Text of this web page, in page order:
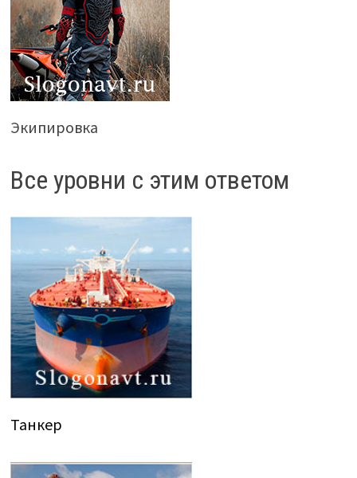
Экипировка
Все уровни с этим ответом
Танкер